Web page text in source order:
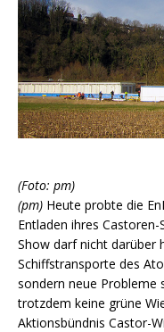
(Foto: pm)
(pm) Heute probte die
Entladen ihres
Show darf nicht darüber
Schiffstransporte des
sondern neue Probleme
trotzdem keine grüne
Aktionsbündnis Castor-